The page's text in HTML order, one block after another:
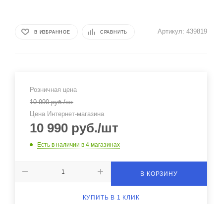
В ИЗБРАННОЕ СРАВНИТЬ Артикул: 439819
Розничная цена
10 990руб./шт
Цена Интернет-магазина
10 990 руб./шт
Есть в наличии в 4 магазинах
В КОРЗИНУ
КУПИТЬ В 1 КЛИК